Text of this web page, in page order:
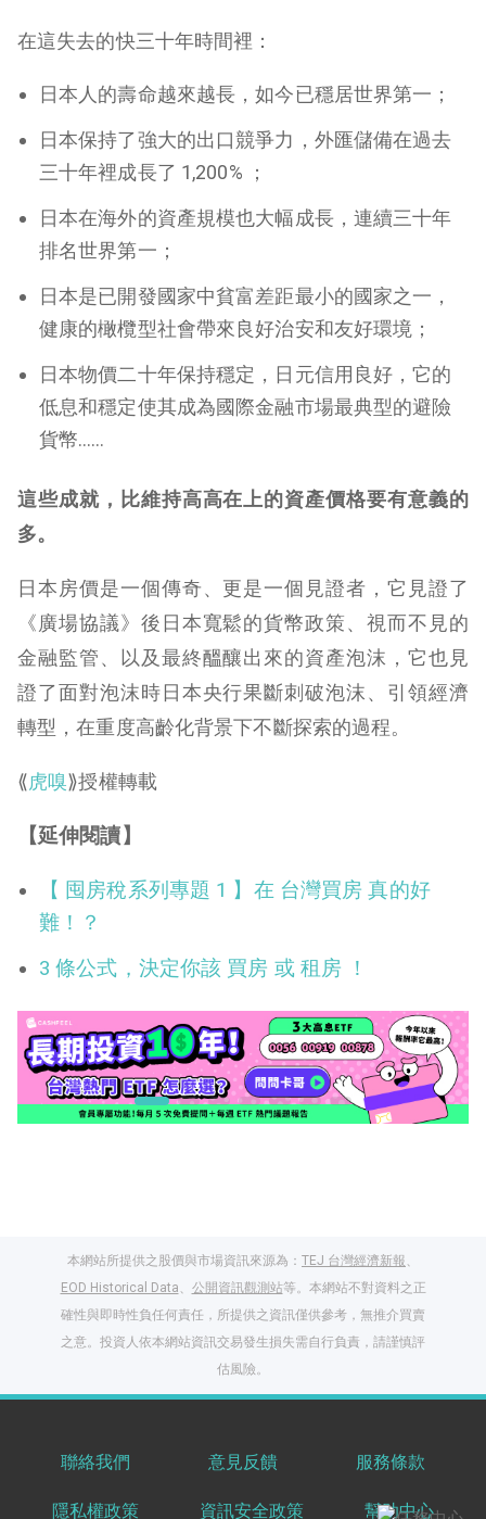
在這失去的快三十年時間裡：
日本人的壽命越來越長，如今已穩居世界第一；
日本保持了強大的出口競爭力，外匯儲備在過去
三十年裡成長了 1,200% ；
日本在海外的資產規模也大幅成長，連續三十年
排名世界第一；
日本是已開發國家中貧富差距最小的國家之一，
健康的橄欖型社會帶來良好治安和友好環境；
日本物價二十年保持穩定，日元信用良好，它的
低息和穩定使其成為國際金融市場最典型的避險
貨幣……
這些成就，比維持高高在上的資產價格要有意義的
多。
日本房價是一個傳奇、更是一個見證者，它見證了
《廣場協議》後日本寬鬆的貨幣政策、視而不見的
金融監管、以及最終醞釀出來的資產泡沫，它也見
證了面對泡沫時日本央行果斷刺破泡沫、引領經濟
轉型，在重度高齡化背景下不斷探索的過程。
⟪虎嗅⟫授權轉載
【延伸閱讀】
【 囤房稅系列專題 1 】在 台灣買房 真的好
難！？
3 條公式，決定你該 買房 或 租房 ！
本網站所提供之股價與市場資訊來源為： TEJ 台灣經濟新報
EOD Historical Data
公開資訊觀測站等。本網站不對資料之正
確性與即時性負任何責任，所提供之資訊僅供參考，無推介買賣
之意。投資人依本網站資訊交易發生損失需自行負責，請謹慎評
估風險。
聯絡我們 意見反饋 服務條款
隱私權政策 資訊安全政策 幫助中心